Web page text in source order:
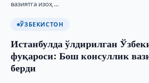
вазиятга изоҳ …
ЎЗБЕКИСТОН
Истанбулда ўлдирилган
фуқароси: Бош консуллик
берди